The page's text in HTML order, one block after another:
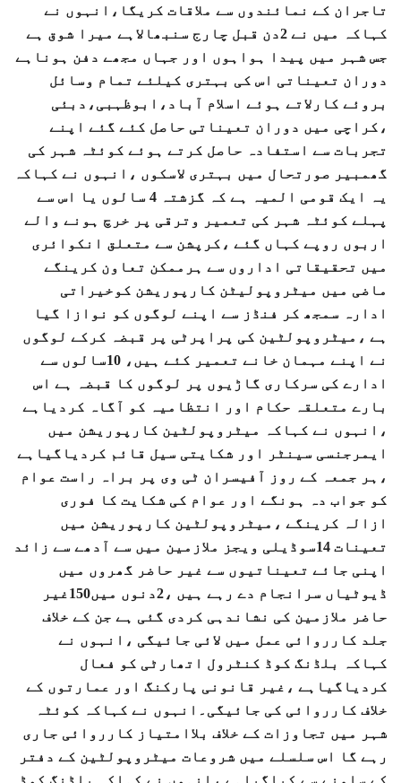
تاجران کے نمائندوں سے ملاقات کریگا،انہوں نے
کہاکہ میں نے 2دن قبل چارج سنبھالاہے میرا شوق ہے
جس شہر میں پیدا ہواہوں اور جہاں مجھے دفن ہوناہے
دوران تعیناتی اس کی بہتری کیلئے تمام وسائل
بروئے کارلاتے ہوئے اسلام آباد،ابوظہبی،دبئی
،کراچی میں دوران تعیناتی حاصل کئے گئے اپنے
تجربات سے استفادہ حاصل کرتے ہوئے کوئٹہ شہر کی
گھمبیر صورتحال میں بہتری لاسکوں ،انہوں نے کہاکہ
یہ ایک قومی المیہ ہے کہ گزشتہ 4 سالوں یا اس سے
پہلے کوئٹہ شہر کی تعمیر وترقی پر خرچ ہونے والے
اربوں روپے کہاں گئے ،کرپشن سے متعلق انکوائری
میں تحقیقاتی اداروں سے ہرممکن تعاون کرینگے
ماضی میں میٹروپولیٹن کارپوریشن کوخیراتی
ادارہ سمجھ کر فنڈز سے اپنے لوگوں کو نوازا گیا
ہے ،میٹروپولٹین کی پراپرٹی پر قبضہ کرکے لوگوں
نے اپنے مہمان خانے تعمیر کئے ہیں، 10سالوں سے
ادارے کی سرکاری گاڑیوں پر لوگوں کا قبضہ ہے اس
بارے متعلقہ حکام اور انتظامیہ کو آگاہ کردیاہے
،انہوں نے کہاکہ میٹروپولٹین کارپوریشن میں
ایمرجنسی سینٹر اور شکایتی سیل قائم کردیاگیاہے
،ہر جمعہ کے روز آفیسران ٹی وی پر براہ راست عوام
کو جواب دہ ہونگے اور عوام کی شکایت کا فوری
ازالہ کرینگے ،میٹروپولٹین کارپوریشن میں
تعینات 14سوڈیلی ویجز ملازمین میں سے آدھے سے زائد
اپنی جائے تعیناتیوں سے غیر حاضر گھروں میں
ڈیوٹیاں سرانجام دے رہے ہیں ،2دنوں میں150غیر
حاضر ملازمین کی نشاندہی کردی گئی ہے جن کے خلاف
جلد کارروائی عمل میں لائی جائیگی ،انہوں نے
کہاکہ بلڈنگ کوڈ کنٹرول اتھارٹی کو فعال
کردیاگیاہے ،غیر قانونی پارکنگ اور عمارتوں کے
خلاف کارروائی کی جائیگی۔انہوں نے کہاکہ کوئٹہ
شہر میں تجاوزات کے خلاف بلاامتیاز کارروائی جاری
رہے گا اس سلسلے میں شروعات میٹروپولٹین کے دفتر